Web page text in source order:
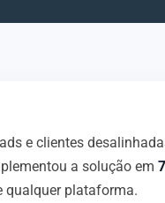
e clientes
a solução em
qualquer plataforma.